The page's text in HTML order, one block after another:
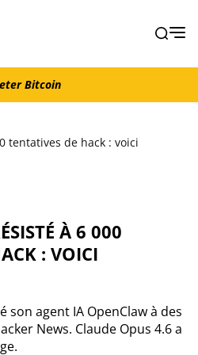
Bitcoin
Bitcoin
tentatives de hack : voici
À 6 000
: VOICI
son agent IA OpenClaw à des
News. Claude Opus 4.6 a